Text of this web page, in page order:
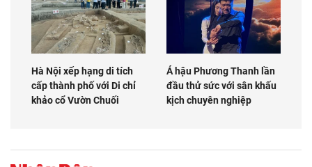
Hà Nội xếp hạng di tích
cấp thành phố với Di chỉ
khảo cổ Vườn Chuối
Á hậu Phương Thanh lần
đầu thử sức với sân khấu
kịch chuyên nghiệp